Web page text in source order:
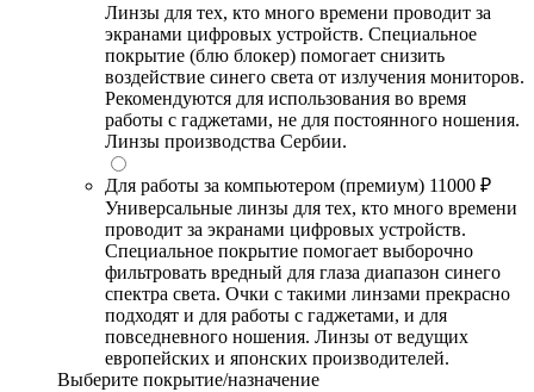
Линзы для тех, кто много времени проводит за
экранами цифровых устройств. Специальное
покрытие (блю блокер) помогает снизить
воздействие синего света от излучения мониторов.
Рекомендуются для использования во время
работы с гаджетами, не для постоянного ношения.
Линзы производства Сербии.
Для работы за компьютером (премиум) 11000 ₽
Универсальные линзы для тех, кто много времени
проводит за экранами цифровых устройств.
Специальное покрытие помогает выборочно
фильтровать вредный для глаза диапазон синего
спектра света. Очки с такими линзами прекрасно
подходят и для работы с гаджетами, и для
повседневного ношения. Линзы от ведущих
европейских и японских производителей.
Выберите покрытие/назначение